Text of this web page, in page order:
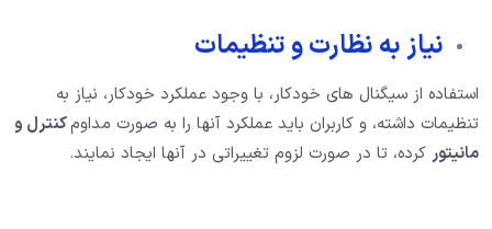
نیاز به نظارت و تنظیمات
استفاده از سیگنال های خودکار، با وجود عملکرد خودکار، نیاز به
تنظیمات داشته، و کاربران باید عملکرد آنها را به صورت مداومکنترل و
مانیتور کرده، تا در صورت لزوم تغییراتی در آنها ایجاد نمایند.